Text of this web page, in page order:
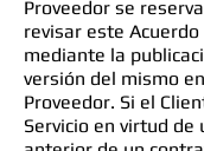
Proveedor se
revisar este Acuerdo
mediante la
versión del mismo
Proveedor. Si el
Servicio en virtud de